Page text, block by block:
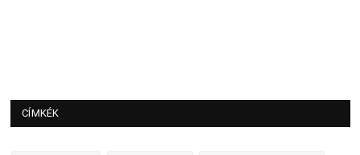
CÍMKÉK